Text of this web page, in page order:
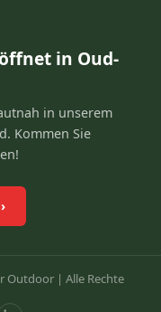
in Oud-
in unserem
Kommen Sie
›
Outdoor | Alle Rechte